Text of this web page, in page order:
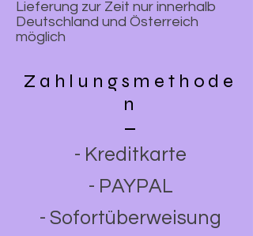
Lieferung zur Zeit nur innerhalb
Deutschland und Österreich
möglich
Zahlungsmethode
n
- Kreditkarte
- PAYPAL
- Sofortüberweisung